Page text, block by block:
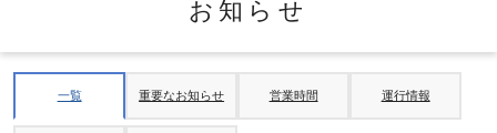
お知らせ
一覧 重要なお知らせ 営業時間 運行情報